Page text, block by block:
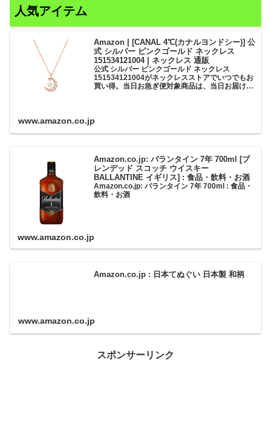
人気アイテム
Amazon | [CANAL 4℃(カナルヨンドシー)] 公
式 シルバー ピンクゴールド ネックレス
151534121004 | ネックレス 通販
公式 シルバー ピンクゴールド ネックレス
151534121004がネックレスストアでいつでもお
買い得。当日お急ぎ便対象商品は、当日お届け可
www.amazon.co.jp
Amazon.co.jp: バランタイン 7年 700ml [ブ
レンデッド スコッチ ウイスキー
BALLANTINE イギリス] : 食品・飲料・お酒
Amazon.co.jp: バランタイン 7年 700ml : 食品・
飲料・お酒
www.amazon.co.jp
Amazon.co.jp : 日本てぬぐい 日本製 和柄
www.amazon.co.jp
スポンサーリンク